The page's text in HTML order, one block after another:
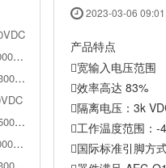
2023-03-06
产品特点
宽输入电压范围
效率高达 83%
隔离电压：3k
工作温度范围
国际标准引脚方